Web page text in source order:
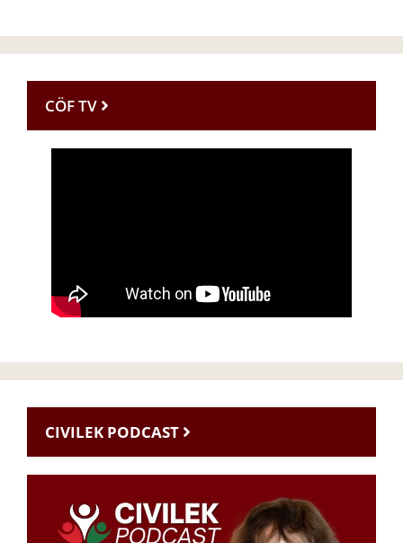
CÖF TV
CIVILEK PODCAST